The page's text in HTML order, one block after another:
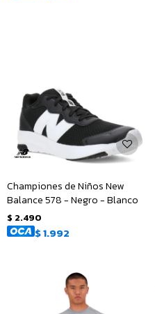
Championes de Niños New
Balance 578 - Negro - Blanco
$ 2.490
$1.992